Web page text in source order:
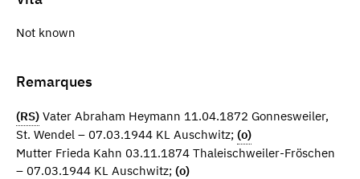
Not known
Remarques
(RS) Vater Abraham Heymann 11.04.1872 Gonnesweiler,
St. Wendel – 07.03.1944 KL Auschwitz; (o)
Mutter Frieda Kahn 03.11.1874 Thaleischweiler-Fröschen
– 07.03.1944 KL Auschwitz; (o)